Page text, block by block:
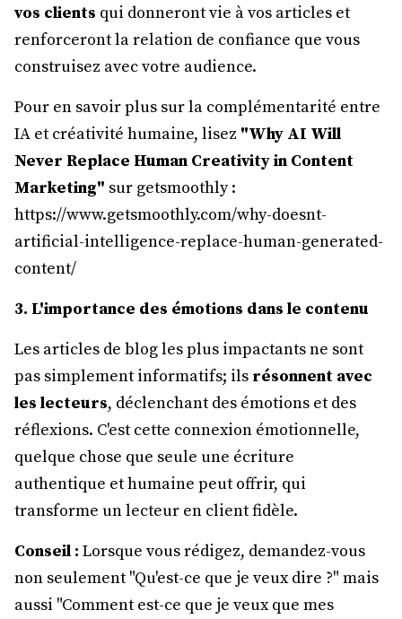
vos clients qui donneront vie à vos articles et
renforceront la relation de confiance que vous
construisez avec votre audience.
Pour en savoir plus sur la complémentarité entre
IA et créativité humaine, lisez "Why AI Will
Never Replace Human Creativity in Content
Marketing" sur getsmoothly :
https://www.getsmoothly.com/why-doesnt-
artificial-intelligence-replace-human-generated-
content/
3. L'importance des émotions dans le contenu
Les articles de blog les plus impactants ne sont
pas simplement informatifs; ils résonnent avec
les lecteurs, déclenchant des émotions et des
réflexions. C'est cette connexion émotionnelle,
quelque chose que seule une écriture
authentique et humaine peut offrir, qui
transforme un lecteur en client fidèle.
Conseil : Lorsque vous rédigez, demandez-vous
non seulement "Qu'est-ce que je veux dire ?" mais
aussi "Comment est-ce que je veux que mes